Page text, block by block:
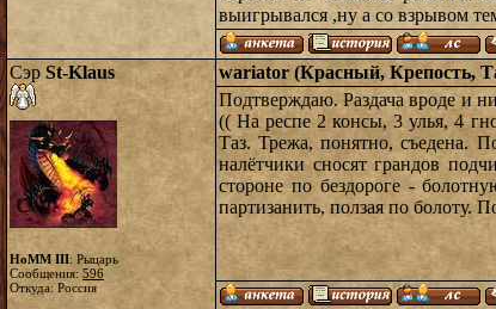
выигрывался ,ну а со взрывом
Сэр St-Klaus
HoMM III: Рыцарь
Сообщения: 596
Откуда: Россия
wariator (Красный, Крепость,
Подтверждаю. Раздача вроде и
(( На респе 2 консы, 3 улья, 4
Таз. Трежа, понятно, съедена.
налётчики сносят грандов
стороне по бездороге -
партизанить, ползая по болоту.